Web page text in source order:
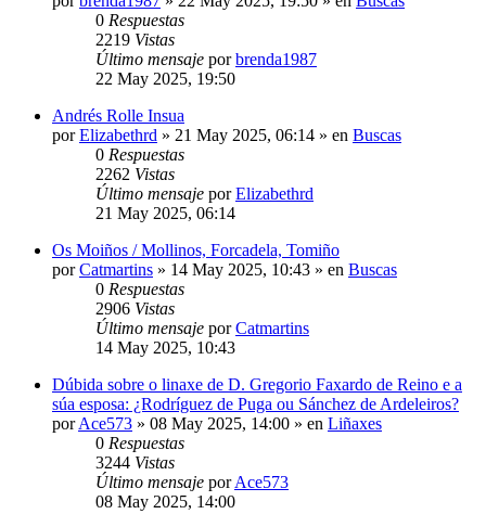
0 Respuestas
2219 Vistas
Último mensaje porbrenda1987
22 May 2025, 19:50
Andrés Rolle Insua
porElizabethrd » 21 May 2025, 06:14 » en Buscas
0 Respuestas
2262 Vistas
Último mensaje porElizabethrd
21 May 2025, 06:14
Os Moiños / Mollinos, Forcadela, Tomiño
porCatmartins » 14 May 2025, 10:43 » en Buscas
0 Respuestas
2906 Vistas
Último mensaje porCatmartins
14 May 2025, 10:43
Dúbida sobre o linaxe de D. Gregorio Faxardo de Reino e a
súa esposa: ¿Rodríguez de Puga ou Sánchez de Ardeleiros?
porAce573 » 08 May 2025, 14:00 » en Liñaxes
0 Respuestas
3244 Vistas
Último mensaje porAce573
08 May 2025, 14:00